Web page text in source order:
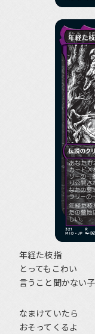
年経た枝指
とってもこわい
言うこと聞かない
なまけていたら
おそってくるよ